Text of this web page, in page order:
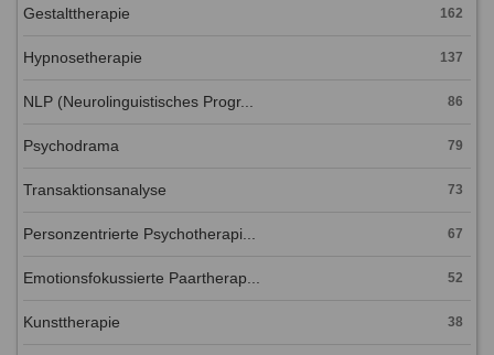
Gestalttherapie 162
Hypnosetherapie 137
NLP (Neurolinguistisches Progr... 86
Psychodrama 79
Transaktionsanalyse 73
Personzentrierte Psychotherapi... 67
Emotionsfokussierte Paartherap... 52
Kunsttherapie 38